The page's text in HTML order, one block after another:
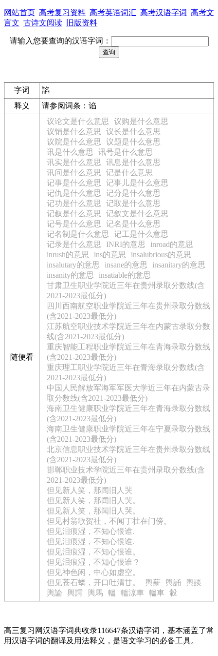
网站首页 高考复习资料 高考英语词汇 高考汉语字词 高考文
言文 古诗文阅读 旧版资料
请输入您要查询的汉语字词：
字词
諂
释义
请参阅词条：谄
随便看
议论文是什么意思
议购是什么意思
议销是什么意思
议长是什么意思
议院是什么意思
议题是什么意思
讯是什么意思
讯号是什么意思
讯实是什么意思
讯息是什么意思
讯问是什么意思
记是什么意思
记事是什么意思
记事儿是什么意思
记仇是什么意思
记分是什么意思
记功是什么意思
记取是什么意思
记叙是什么意思
记叙文是什么意思
记号是什么意思
记名是什么意思
记名制是什么意思
记工是什么意思
记录是什么意思
INRI的意思
inroad的意思
inrush的意思
ins的意思
insalubrious的意思
insalutary的意思
insane的意思
insanitary的意思
insanity的意思
insatiable的意思
甘肃卫生职业学院近三年在贵州录取分数线(含
2021-2023最低分)
四川西南航空职业学院近三年在贵州录取分数线
(含2021-2023最低分)
江苏航空职业技术学院近三年在内蒙古录取分数
线(含2021-2023最低分)
重庆智能工程职业学院近三年在青海录取分数线
(含2021-2023最低分)
重庆理工职业学院近三年在青海录取分数线(含
2021-2023最低分)
中国人民解放军海军军医大学近三年在内蒙古录
取分数线(含2021-2023最低分)
海南卫生健康职业学院近三年在青海录取分数线
(含2021-2023最低分)
海南卫生健康职业学院近三年在宁夏录取分数线
(含2021-2023最低分)
北京信息职业技术学院近三年在贵州录取分数线
(含2021-2023最低分)
邯郸职业技术学院近三年在贵州录取分数线(含
2021-2023最低分)
但见新人笑，那闻旧人哭
但见新人笑，那闻旧人哭。
但见新人笑，那闻旧人哭。
但见村翁歌贺社，不闻丁壮在门傍。
但见泪痕湿，不知心恨谁.
但见泪痕湿，不知心恨谁.
但见泪痕湿，不知心恨谁。
但见泪痕湿，不知心恨谁？
但见神色闲，中心如虚空。
但见苍石螭，开口吐清甘。
輿薪 輿誦
輿談
輿論
輿謣 輿馬 轀 轀涼車 轀車 轂
高三复习网汉语字词典收录116647条汉语字词，基本涵盖了常
用汉语字词的翻译及用法释义，是语文学习的必备工具。